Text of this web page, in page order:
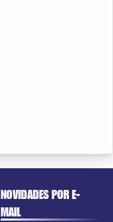
NOVIDADES POR E-
MAIL